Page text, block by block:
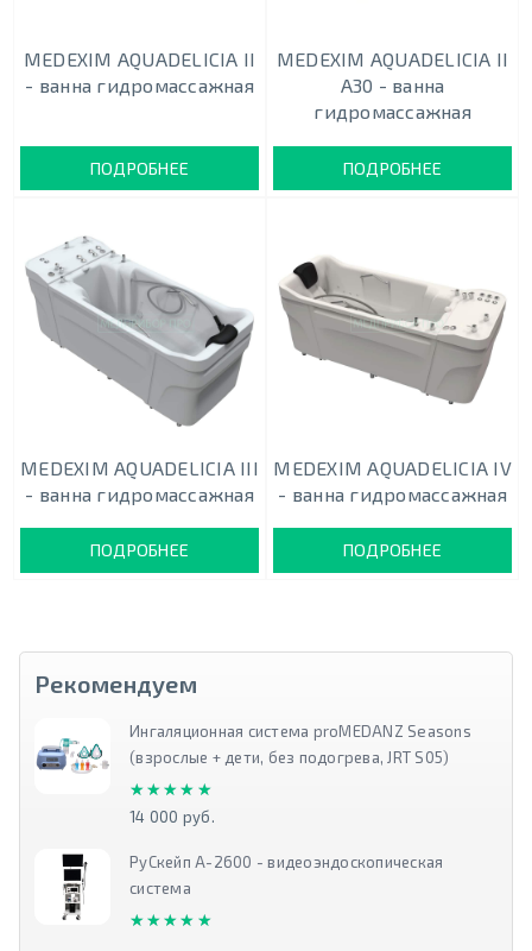
MEDEXIM AQUADELICIA II
- ванна гидромассажная
ПОДРОБНЕЕ
MEDEXIM AQUADELICIA II
A30 - ванна
гидромассажная
ПОДРОБНЕЕ
MEDEXIM AQUADELICIA III
- ванна гидромассажная
ПОДРОБНЕЕ
MEDEXIM AQUADELICIA IV
- ванна гидромассажная
ПОДРОБНЕЕ
Рекомендуем
Ингаляционная система proMEDANZ Seasons
(взрослые + дети, без подогрева, JRT S05)
★★★★★
★★★★★
14 000 руб.
РуСкейп А-2600 - видеоэндоскопическая
система
★★★★★
★★★★★